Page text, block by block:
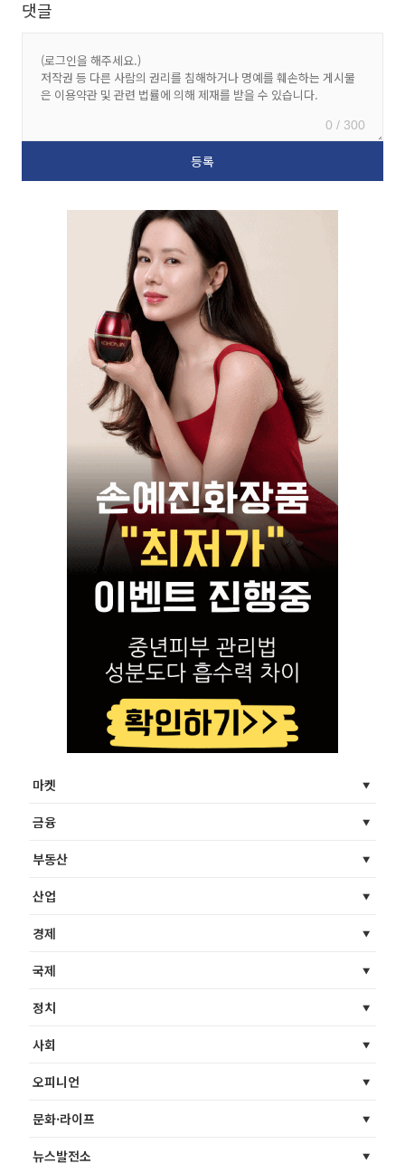
댓글
0 / 300
마켓
금융
부동산
산업
경제
국제
정치
사회
오피니언
문화·라이프
뉴스발전소